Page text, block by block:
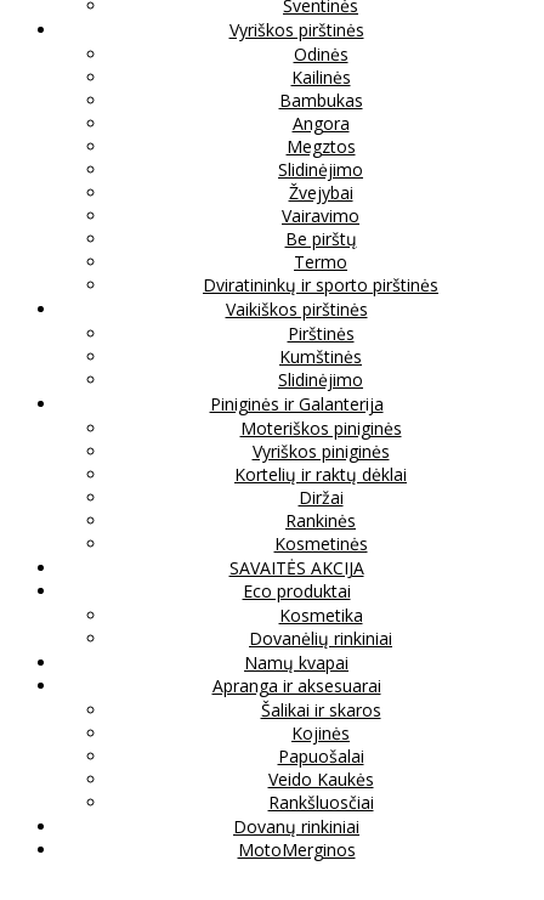
Šventinės
Vyriškos pirštinės
Odinės
Kailinės
Bambukas
Angora
Megztos
Slidinėjimo
Žvejybai
Vairavimo
Be pirštų
Termo
Dviratininkų ir sporto pirštinės
Vaikiškos pirštinės
Pirštinės
Kumštinės
Slidinėjimo
Piniginės ir Galanterija
Moteriškos piniginės
Vyriškos piniginės
Kortelių ir raktų dėklai
Diržai
Rankinės
Kosmetinės
SAVAITĖS AKCIJA
Eco produktai
Kosmetika
Dovanėlių rinkiniai
Namų kvapai
Apranga ir aksesuarai
Šalikai ir skaros
Kojinės
Papuošalai
Veido Kaukės
Rankšluosčiai
Dovanų rinkiniai
MotoMerginos